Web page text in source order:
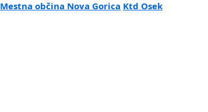
Mestna občina Nova Gorica Ktd Osek